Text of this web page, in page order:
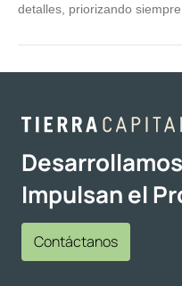
detalles, priorizando
Impulsan el
Contáctanos